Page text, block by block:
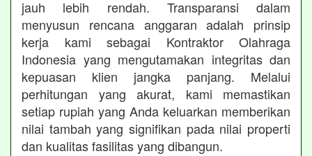
jauh lebih rendah. Transparansi dalam
menyusun rencana anggaran adalah prinsip
kerja kami sebagai Kontraktor Olahraga
Indonesia yang mengutamakan integritas dan
kepuasan klien jangka panjang. Melalui
perhitungan yang akurat, kami memastikan
setiap rupiah yang Anda keluarkan memberikan
nilai tambah yang signifikan pada nilai properti
dan kualitas fasilitas yang dibangun.